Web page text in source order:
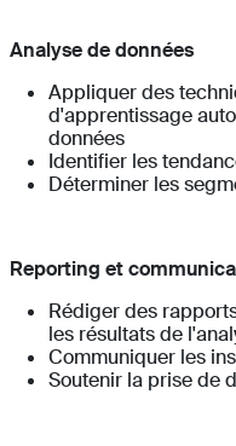
Analyse de données
Appliquer des
d'apprentissage
données
Identifier les
Déterminer les
Reporting et
Rédiger des
les résultats de
Communiquer les
Soutenir la prise de